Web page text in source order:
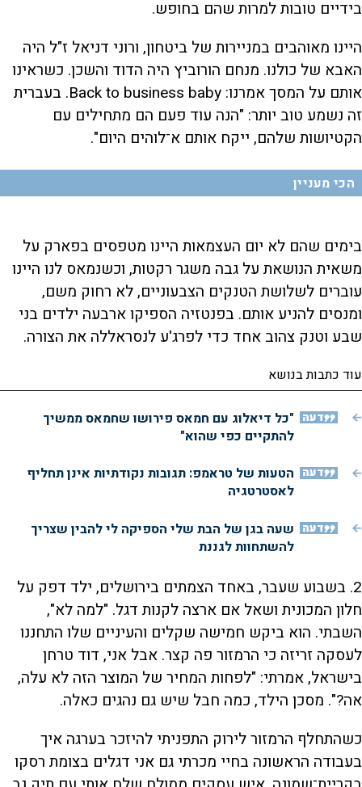
בידיים טובות למרות שהם בחופש.
היינו מאוהבים במניירות של ביטחון, ורוני דניאל ז"ל היה
האבא של כולנו. מנחם הורוביץ היה הדוד והשכן. כשראינו
אותם על המסך אמרנו: Back to business baby. בעברית
זה נשמע טוב יותר: "הנה עוד פעם הם מתחילים עם
הקטיושות שלהם, ייקח אותם א־לוהים היום".
הכי מעניין
בימים שהם לא יום העצמאות היינו מטפסים בפארק על
משאית הנושאת על גבה משגר רקטות, וכשנמאס לנו היינו
עוברים לשלושת הטנקים הצבעוניים, לא רחוק משם,
ומנסים להניע אותם. בפנטזיה הספיקו ארבעה ילדים בני
שבע וטנק צהוב אחד כדי לפרג'ע לנסראללה את הצורה.
עוד כתבות בנושא
דעה "כל דיאלוג עם חמאס פירושו שחמאס ממשיך
להתקיים כפי שהוא"
דעה הטעות של טראמפ: תגובות נקודתיות אינן תחליף
לאסטרטגיה
דעה שעה בגן של הבת שלי הספיקה לי להבין שצריך
להשתחוות לגננת
2. בשבוע שעבר, באחד הצמתים בירושלים, ילד דפק על
חלון המכונית ושאל אם ארצה לקנות דגל. "למה לא",
השבתי. הוא ביקש חמישה שקלים והעיניים שלו התחננו
לעסקה זריזה כי הרמזור פה קצר. אבל אני, דוד טרחן
בישראל, אמרתי: "לפחות המחיר של המוצר הזה לא עלה,
אה?". מסכן הילד, כמה חבל שיש גם נהגים כאלה.
כשהתחלף הרמזור לירוק התפניתי להיזכר בערגה איך
בעבודה הראשונה בחיי מכרתי גם אני דגלים בצומת רסקו